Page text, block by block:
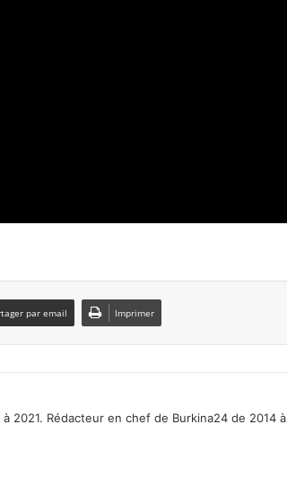
par email Imprimer
2021. Rédacteur en chef de Burkina24 de 2014 à